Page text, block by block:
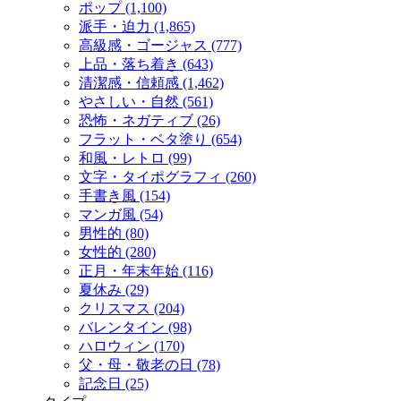
ポップ (1,100)
派手・迫力 (1,865)
高級感・ゴージャス (777)
上品・落ち着き (643)
清潔感・信頼感 (1,462)
やさしい・自然 (561)
恐怖・ネガティブ (26)
フラット・ベタ塗り (654)
和風・レトロ (99)
文字・タイポグラフィ (260)
手書き風 (154)
マンガ風 (54)
男性的 (80)
女性的 (280)
正月・年末年始 (116)
夏休み (29)
クリスマス (204)
バレンタイン (98)
ハロウィン (170)
父・母・敬老の日 (78)
記念日 (25)